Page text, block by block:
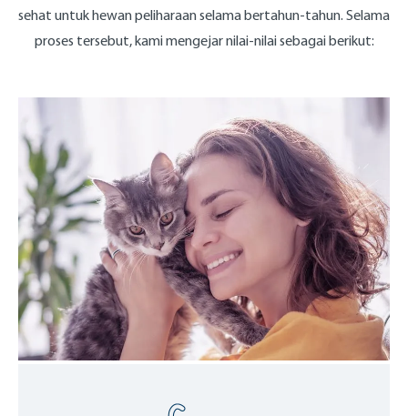
sehat untuk hewan peliharaan selama bertahun-tahun. Selama
proses tersebut, kami mengejar nilai-nilai sebagai berikut: